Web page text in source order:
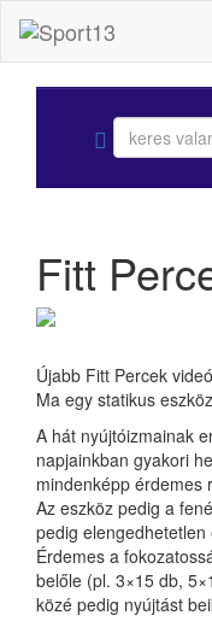
Fitt
Újabb Fitt Percek
Ma egy statikus
A hát nyújtóizmainak
napjainkban gyakori
mindenképp érdemes
Az eszköz pedig a
pedig
Érdemes a
belőle (pl. 3×15 db,
közé pedig nyújtást